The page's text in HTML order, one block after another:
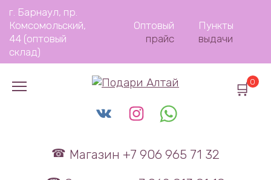
Перейти
содержанию
г. Барнаул, пр.
Комсомольский,
44 (оптовый
склад)
Оптовый
прайс
Пункты
выдачи
Магазин +7 906 965 71 32
0